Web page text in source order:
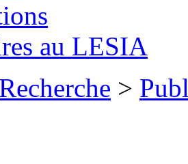
au LESIA
Recherche >